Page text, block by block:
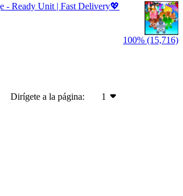
- Ready Unit | Fast Delivery💖
100% (15,716)
Dirígete a la página: 1